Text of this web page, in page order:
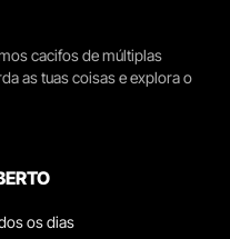
cacifos de múltiplas
as tuas coisas e explora o
os dias